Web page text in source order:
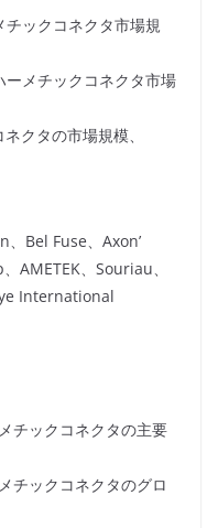
ックコネクタ市場規
メチックコネクタ市場
クタの市場規模、
Bel Fuse、Axon’
AMETEK、Souriau、
International
ックコネクタの主要
ックコネクタのグロ